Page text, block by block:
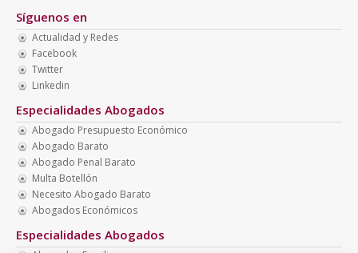
Síguenos en
Actualidad y Redes
Facebook
Twitter
Linkedin
Especialidades Abogados
Abogado Presupuesto Económico
Abogado Barato
Abogado Penal Barato
Multa Botellón
Necesito Abogado Barato
Abogados Económicos
Especialidades Abogados